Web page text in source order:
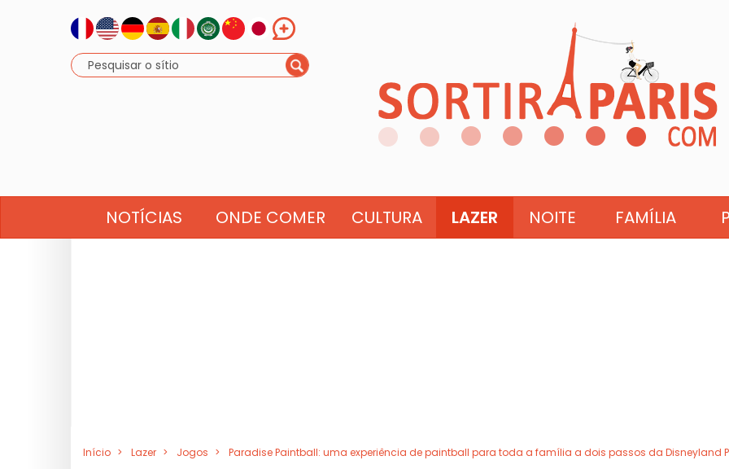
NOTÍCIAS ONDE COMER CULTURA LAZER NOITE FAMÍLIA
Início Lazer Jogos Paradise Paintball: uma experiência de paintball para toda a família a dois passos da Disneyland